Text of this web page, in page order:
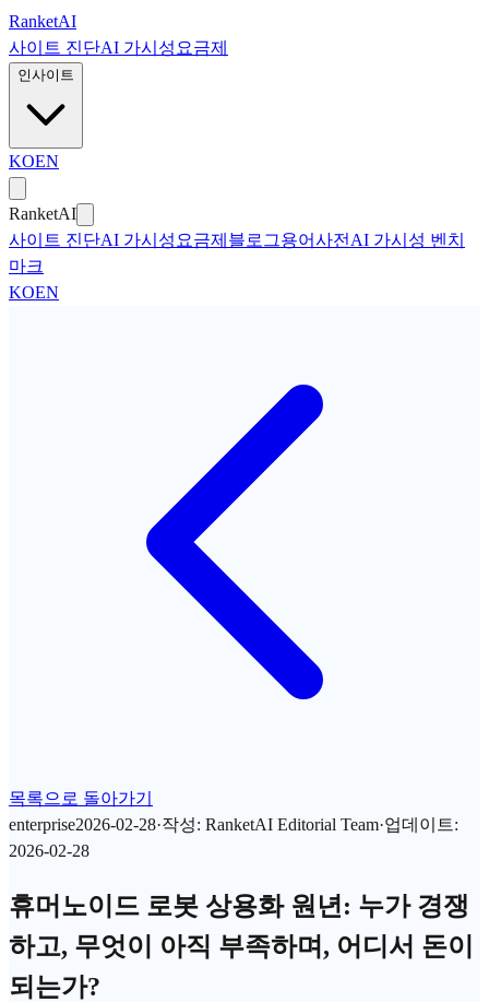
본문으로 건너뛰기
RanketAI
사이트 진단AI 가시성 요금제
인사이트
KOEN
RanketAI
사이트 진단AI 가시성 요금제 블로그용어사전 AI 가시성 벤치
마크
KOEN
목록으로 돌아가기
enterprise2026-02-28·작성: RanketAI Editorial Team·업데이트:
2026-02-28
휴머노이드 로봇 상용화 원년: 누가 경쟁
하고, 무엇이 아직 부족하며, 어디서 돈이
되는가?